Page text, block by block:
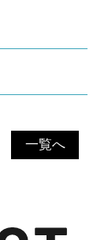
一覧へ